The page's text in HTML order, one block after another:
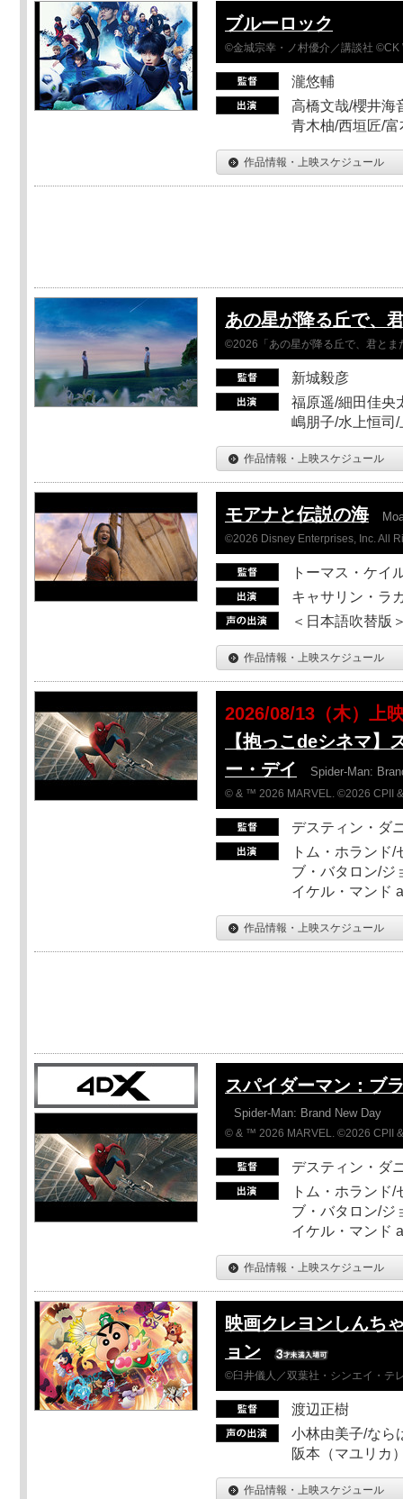
ブルーロック
©金城宗幸・ノ村優介／講談社 ©CK
瀧悠輔
高橋文哉/櫻井海
青木柚/西垣匠/
作品情報・上映スケジュール
あの星が降る丘で、
©2026「あの星が降る丘で、君とま
新城毅彦
福原遥/細田佳央
嶋朋子/水上恒司
作品情報・上映スケジュール
モアナと伝説の海
©2026 Disney Enterprises, Inc. All
トーマス・ケイ
キャサリン・ラ
＜日本語吹替版
作品情報・上映スケジュール
2026/08/13（木）上
【抱っこdeシネマ】
ー・デイ
Spider-Man:
© & ™ 2026 MARVEL. ©2026 CPII
デスティン・ダ
トム・ホランド
ブ・バタロン/ジ
イケル・マンド
作品情報・上映スケジュール
スパイダーマン：ブ
Spider-Man: Brand New Day
© & ™ 2026 MARVEL. ©2026 CPII
デスティン・ダ
トム・ホランド
ブ・バタロン/ジ
イケル・マンド
作品情報・上映スケジュール
映画クレヨンしんち
ョン
©臼井儀人／双葉社・シンエイ・テ
渡辺正樹
小林由美子/なら
阪本（マユリカ
作品情報・上映スケジュール